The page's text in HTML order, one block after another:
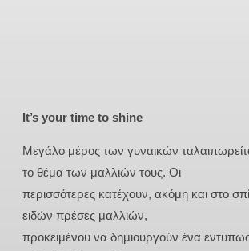
It’s your time to shine
Μεγάλο μέρος των γυναικών
το θέμα των μαλλιών τους. Οι
περισσότερες κατέχουν, ακόμη και στο
ειδών πρέσες μαλλιών,
προκειμένου να δημιουργούν ένα